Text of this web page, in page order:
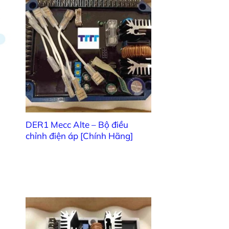
6102208374
6102208375
6102208510
6102208360
6102208361
3501610001
DER1 Mecc Alte – Bộ điều
chỉnh điện áp [Chính Hãng]